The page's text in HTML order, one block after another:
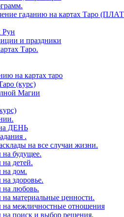
гаданию на картах Таро
Рун
и праздники
Таро.
на картах таро
(курс)
Магии
ДЕНЬ
.
на все случаи жизни.
на будущее.
детей.
на дом.
здоровье.
на любовь.
на материальные ценности.
на межличностные отношения
на поиск и выбор решения.